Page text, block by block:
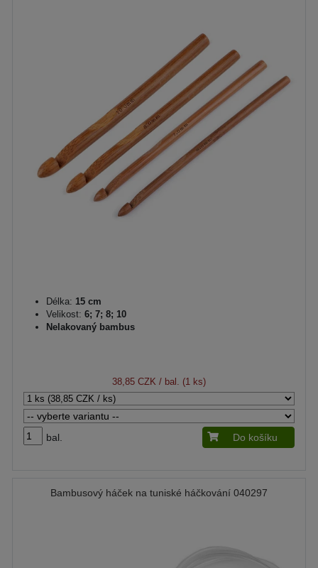
Délka: 15 cm
Velikost: 6; 7; 8; 10
Nelakovaný bambus
38,85 CZK / bal. (1 ks)
bal. Do košíku
Bambusový háček na tuniské háčkování 040297